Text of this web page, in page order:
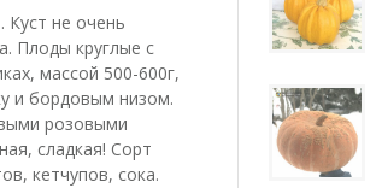
Куст не очень
Плоды круглые с
массой 500-600г,
и бордовым низом.
розовыми
сладкая! Сорт
кетчупов, сока.